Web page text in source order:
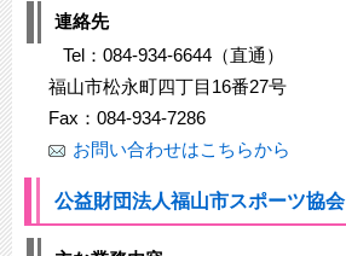
連絡先
Tel：084-934-6644（直通）
福山市松永町四丁目16番27号
Fax：084-934-7286
お問い合わせはこちらから
公益財団法人福山市スポーツ協会